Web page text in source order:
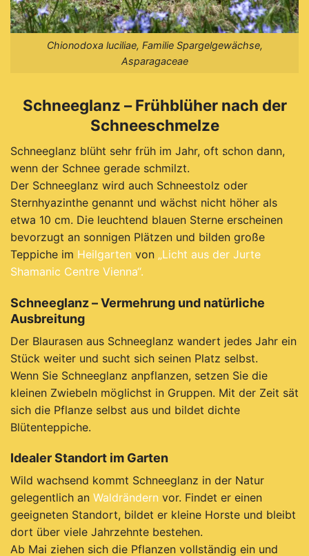
Chionodoxa luciliae, Familie Spargelgewächse,
Asparagaceae
Schneeglanz – Frühblüher nach der
Schneeschmelze
Schneeglanz blüht sehr früh im Jahr, oft schon dann,
wenn der Schnee gerade schmilzt.
Der Schneeglanz wird auch Schneestolz oder
Sternhyazinthe genannt und wächst nicht höher als
etwa 10 cm. Die leuchtend blauen Sterne erscheinen
bevorzugt an sonnigen Plätzen und bilden große
Teppiche im Heilgarten von „Licht aus der Jurte
Shamanic Centre Vienna“.
Schneeglanz – Vermehrung und natürliche
Ausbreitung
Der Blaurasen aus Schneeglanz wandert jedes Jahr ein
Stück weiter und sucht sich seinen Platz selbst.
Wenn Sie Schneeglanz anpflanzen, setzen Sie die
kleinen Zwiebeln möglichst in Gruppen. Mit der Zeit sät
sich die Pflanze selbst aus und bildet dichte
Blütenteppiche.
Idealer Standort im Garten
Wild wachsend kommt Schneeglanz in der Natur
gelegentlich an Waldrändern vor. Findet er einen
geeigneten Standort, bildet er kleine Horste und bleibt
dort über viele Jahrzehnte bestehen.
Ab Mai ziehen sich die Pflanzen vollständig ein und